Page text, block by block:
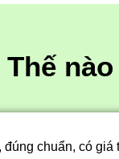
Thế
chuẩn, có